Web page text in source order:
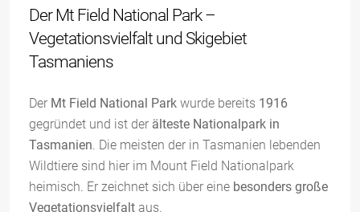
Der Mt Field National Park –
Vegetationsvielfalt und Skigebiet
Tasmaniens
Der Mt Field National Park wurde bereits 1916
gegründet und ist der älteste Nationalpark in
Tasmanien . Die meisten der in Tasmanien lebenden
Wildtiere sind hier im Mount Field Nationalpark
heimisch. Er zeichnet sich über eine besonders große
Vegetationsvielfalt aus.